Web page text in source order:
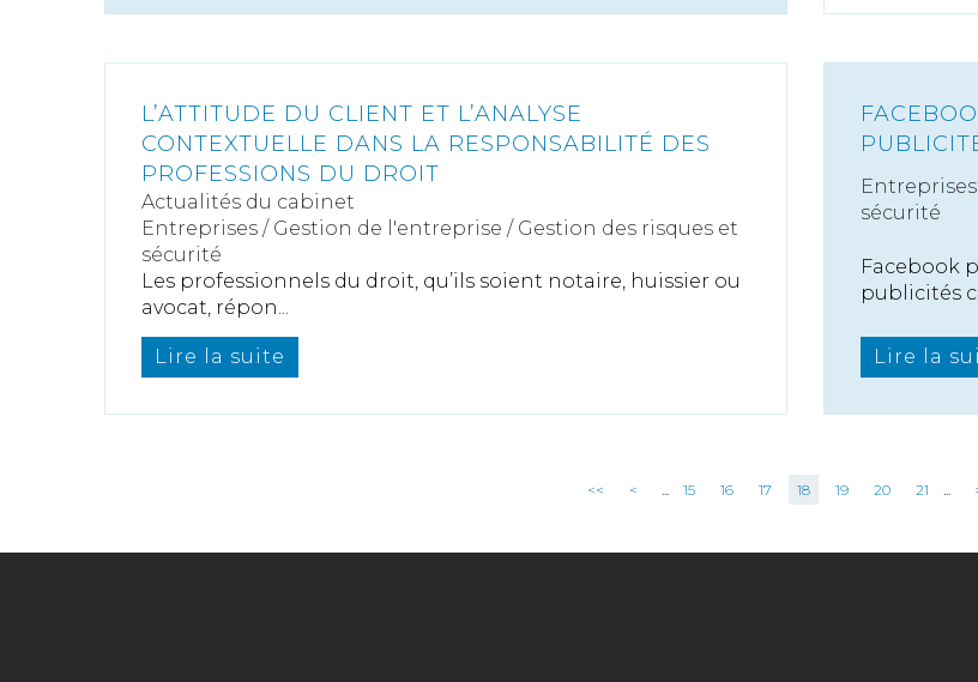
L’ATTITUDE DU CLIENT ET L’ANALYSE
CONTEXTUELLE DANS LA RESPONSABILITÉ DES
PROFESSIONS DU DROIT
Actualités du cabinet
Entreprises / Gestion de l'entreprise / Gestion des risques et
sécurité
Les professionnels du droit, qu’ils soient notaire, huissier ou
avocat, répon...
Lire la suite
Entreprises
sécurité
Facebook
publicités
Lire la
<< < ... 15 16 17 18 19 20 21 ...